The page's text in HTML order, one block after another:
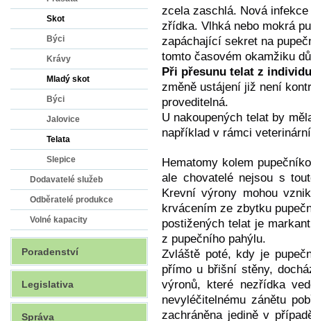
zcela zaschlá. Nová
zřídka. Vlhká nebo mokrá
zapáchající sekret na
tomto časovém okamžiku
Při přesunu telat z
změně ustájení již není
proveditelná.
U nakoupených telat by
například v rámci
Hematomy kolem
ale chovatelé nejsou s
Krevní výrony mohou
krvácením ze zbytku
postižených telat je
z pupečního pahýlu.
Zvláště poté, kdy je
přímo u břišní stěny,
výronů, které nezřídka
nevyléčitelnému zánětu
zachráněna jedině v
Skot
Býci
Krávy
Mladý skot
Býci
Jalovice
Telata
Slepice
Dodavatelé služeb
Odběratelé produkce
Volné kapacity
Poradenství
Legislativa
Správa